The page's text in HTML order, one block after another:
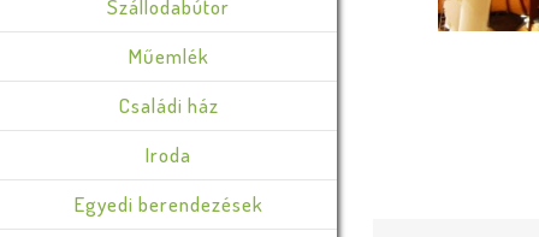
Szállodabútor
Műemlék
Családi ház
Iroda
Egyedi berendezések